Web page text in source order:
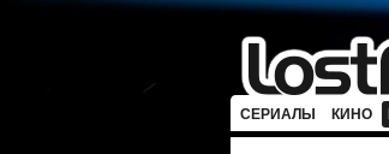
СЕРИАЛЫ КИНО